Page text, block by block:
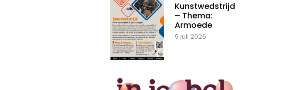
Kunstwedstrijd
– Thema:
Armoede
9 juli 2026